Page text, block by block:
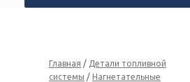
Главная / Детали топливной
системы / Нагнетательные